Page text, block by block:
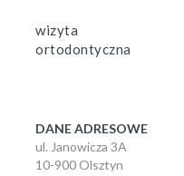
wizyta
ortodontyczna
DANE ADRESOWE
ul. Janowicza 3A
10-900 Olsztyn